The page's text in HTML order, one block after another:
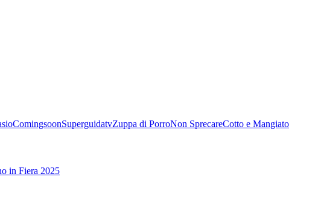
ComingsoonSuperguidatvZuppa di PorroNon SprecareCotto e Mangiato
in Fiera 2025